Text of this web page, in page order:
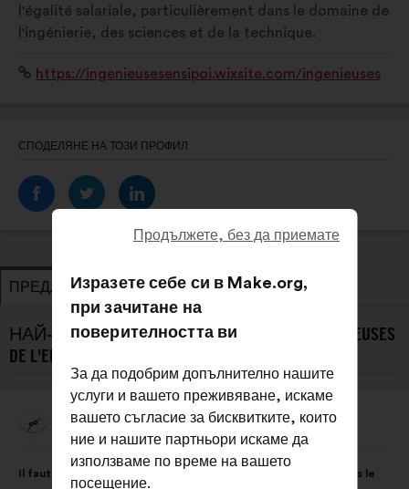
l'égalité salariale, particulièrement dans le domaine de
l'ingénierie, des sciences et de la technique.
Уебсайт:
https://ingenieusesensipoi.wixsite.com/ingenieuses
СПОДЕЛЯНЕ НА ТОЗИ ПРОФИЛ
ПРЕДЛОЖЕНИЯ ЗАЕМАНЕ НА ПОЗИЦИЯ
НАЙ-НОВИТЕ ПРЕДЛОЖЕНИЯ ОТ INGÉNIEUSES
DE L'ENSI POITIERS :
ПредложениеIngénieuses De L'ENSI Poitiers
Съдържание
на
Il faut éduquer les filles et les garçons à l'égalité des sexes dès le
разпределението
Продължете, без да приемате
Изразете себе си в Make.org,
при зачитане на
поверителността ви
За да подобрим допълнително нашите
услуги и вашето преживяване, искаме
вашето съгласие за бисквитките, които
ние и нашите партньори искаме да
използваме по време на вашето
посещение.